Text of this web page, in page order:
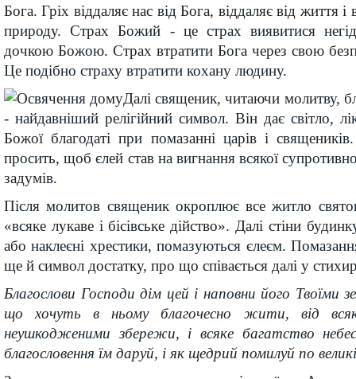
Бога. Гріх віддаляє нас від Бога, віддаляє від життя
природу. Страх Божий - це страх виявитися
дочкою Божою. Страх втратити Бога через свою
Це подібно страху втратити кохану людину.
Далі священик, читаючи молитву,
- найдавніший релігійний символ. Він дає світло,
Божої благодаті при помазанні царів і
просить, щоб єлей став на вигнання всякої
задумів.
Після молитов священик окроплює все житло
«всяке лукаве і бісівське дійство». Далі стіни
або наклеєні хрестики, помазуються єлеєм.
ще й символ достатку, про що співається далі у
Благослови Господи дім цей і наповни його Твоїми
що хочуть в ньому благочесно жити, від
неушкодженими збережи, і всяке багатство
благословення їм даруй, і як щедрий помилуй по